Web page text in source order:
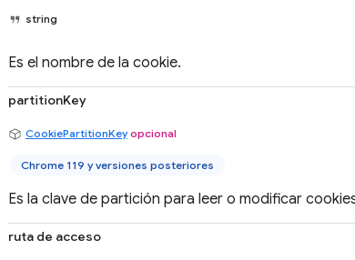
string
Es el nombre de la cookie.
partitionKey
CookiePartitionKey opcional
Chrome 119 y versiones posteriores
Es la clave de partición para leer o modificar
ruta de acceso